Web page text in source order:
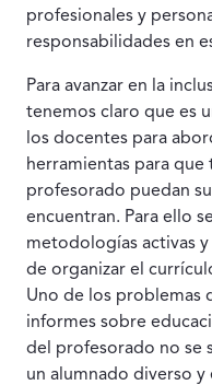
profesionales y
responsabilidades en
Para avanzar en la
tenemos claro que es
los docentes para
herramientas para
profesorado puedan
encuen­tran. Para ello
metodologías activas
de organizar el
Uno de los problemas
informes sobre
del profeso­rado no se
un alumnado diverso y